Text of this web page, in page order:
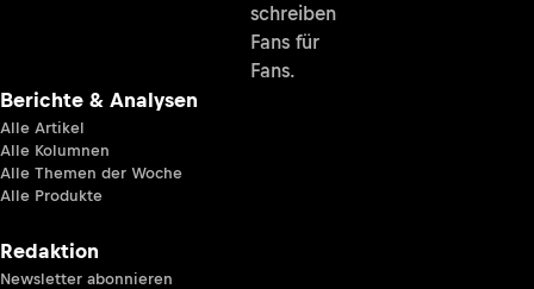
schreiben
Fans für
Fans.
Berichte & Analysen
Alle Artikel
Alle Kolumnen
Alle Themen der Woche
Alle Produkte
Redaktion
Newsletter abonnieren